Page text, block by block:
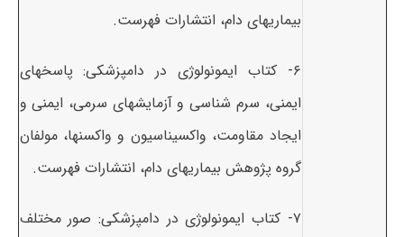
بیماریهای دام، انتشارات فهرست.
۶- کتاب ایمونولوژی در دامپزشکی: پاسخهای
ایمنی، سرم شناسی و آزمایشهای سرمی، ایمنی و
ایجاد مقاومت، واکسیناسیون و واکسنها، مولفان
گروه پژوهش بیماریهای دام، انتشارات فهرست.
۷- کتاب ایمونولوژی در دامپزشکی: صور مختلف